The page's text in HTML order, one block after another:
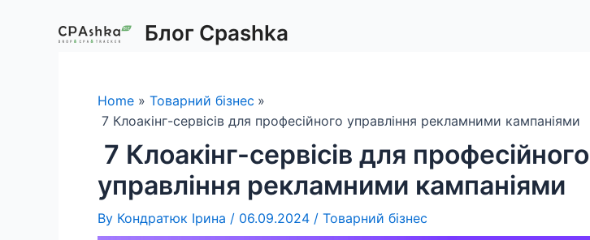
Блог Cpashka
Home
Товарний бізнес
7 Клоакінг-сервісів для професійного управління рекламними кампаніями
7 Клоакінг-сервісів для професійного
управління рекламними кампаніями
By Кондратюк Ірина / 06.09.2024 / Товарний бізнес